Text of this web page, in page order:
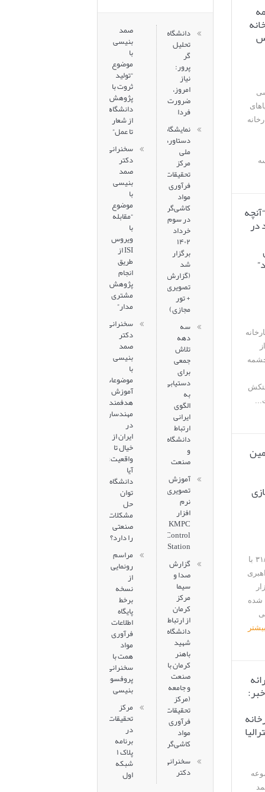
دانشگاه
تحلیل
گر
پرور:
نیاز
امروز،
ضرورت
فردا
نمایشگاه
دستاوردهای
ملی
مرکز
تحقیقات
فرآوری
مواد
کاشی‌گر
در سوم
خرداد
۱۴۰۲
برگزار
شد
(گزارش
تصویری
+ تور
مجازی)
سه
دهه
تلاش
جمعی
برای
دستیابی
به
الگوی
ایرانی
ارتباط
دانشگاه
و
صنعت
آموزش
تصویری
نرم
افزار
KMPC
Control
Station
گزارش
صدا و
سیما
مرکز
کرمان
از ارتباط
دانشگاه
شهید
باهنر
کرمان با
صنعت
و جامعه
(مرکز
تحقیقات
فرآوری
مواد
کاشی‌گر)
سخنرانی
دکتر
صمد
بنیسی
با
موضوع
“تولید
ثروت با
پژوهش‌های
دانشگاهی:
از شعار
تا عمل”
سخنرانی
دکتر
صمد
بنیسی
با
موضوع
“مقابله
با
ویروس
ISI از
طریق
انجام
پژوهش‌های
مشتری
مدار”
سخنرانی
دکتر
صمد
بنیسی
با
موضوعات
آموزش
هدفمند
مهندسان
در
ایران از
خیال تا
واقعیت؛
آیا
دانشگاه
توان
حل
مشکلات
صنعتی
را دارد؟
مراسم
رونمایی
از
نسخه
برخط
پایگاه
اطلاعات
فرآوری
مواد
همت با
سخنرانی
پروفسور
بنیسی
مرکز
تحقیقات
در
برنامه
پلاک ۱
شبکه
اول
کارخانه
مس
فاز ۱ و ۲ کارخانه
در
این جلسه مورخ ۳۱/۰۳/۱۴۰۵ با
شده